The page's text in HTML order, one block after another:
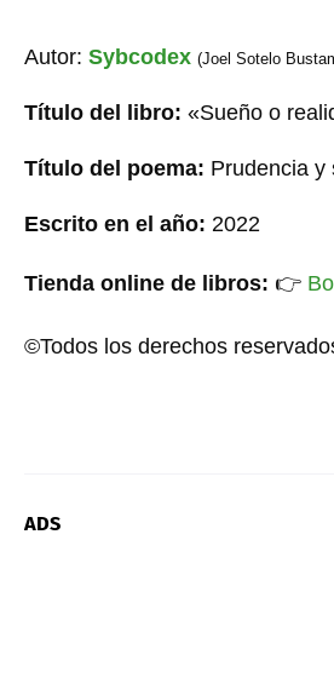
Autor: Sybcodex (Joel Sotelo
Título del libro: «Sueño o
Título del poema: Prudencia y
Escrito en el año: 2022
Tienda online de libros: 👉
©Todos los derechos
ADS